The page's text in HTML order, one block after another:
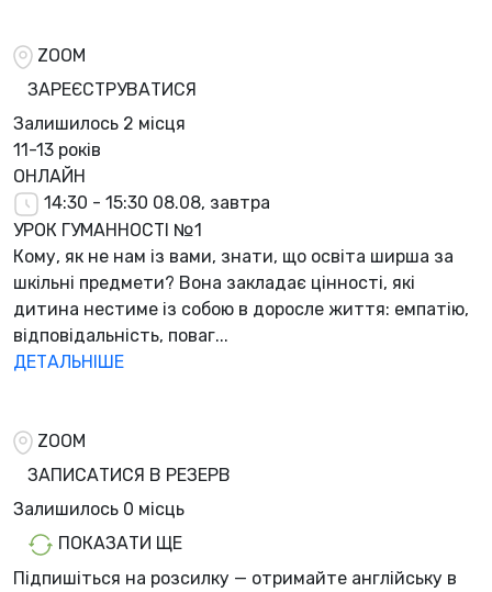
ZOOM
ЗАРЕЄСТРУВАТИСЯ
Залишилось 2 місця
11-13 років
ОНЛАЙН
14:30 - 15:30 08.08, завтра
УРОК ГУМАННОСТІ №1
Кому, як не нам із вами, знати, що освіта ширша за
шкільні предмети? Вона закладає цінності, які
дитина нестиме із собою в доросле життя: емпатію,
відповідальність, поваг...
ДЕТАЛЬНІШЕ
ZOOM
ЗАПИСАТИСЯ В РЕЗЕРВ
Залишилось 0 місць
ПОКАЗАТИ ЩЕ
Підпишіться на розсилку — отримайте англійську в